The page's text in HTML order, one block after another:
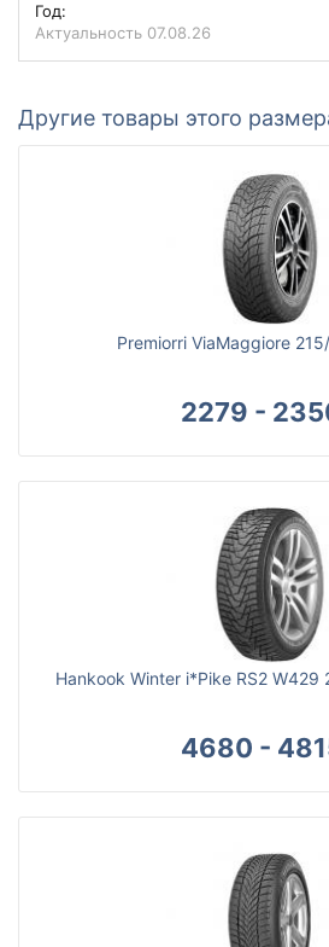
Год:
Актуальность 07.08.26
Другие товары этого
Premiorri ViaMaggiore
2279 -
Hankook Winter i*Pike RS2 W429
4680 -